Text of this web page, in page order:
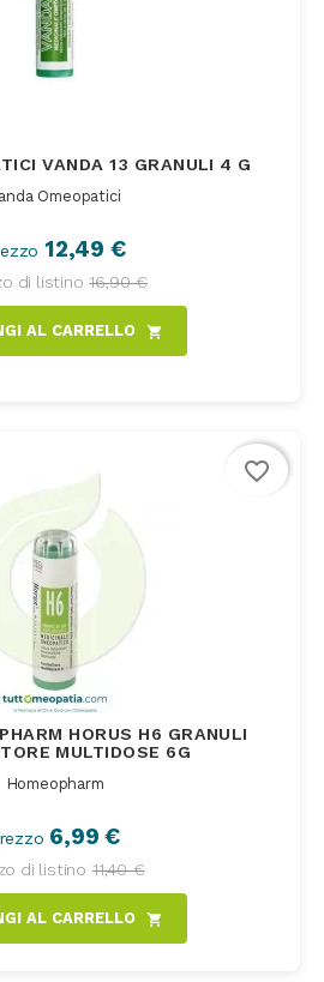
VANDA 13 GRANULI 4 G
Omeopatici
12,49 €
di listino 16,90 €
AL CARRELLO shopping_cart
HORUS H6 GRANULI
MULTIDOSE 6G
Homeopharm
6,99 €
di listino 11,40 €
AL CARRELLO shopping_cart
favorite_border